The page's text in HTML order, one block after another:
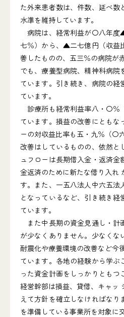
た外来患者数は、件数、延べ数
水準を維持しています。
病院は、経常利益が〇八年
七％）から、▲二七億円（収益
善したものの、五三％の病院が
でも、療養型病院、精神科病院
ています。引き続き、病院の経
ています。
診療所も経常利益率八・〇％
ています。損益の改善にともな
ーの対収益比率も五・九％（〇
改善はしているものの、依然と
ュフローは長期借入金・返済金
金返済のために新たな借り入れ
す。また、一五八法人中六五法
となっているなど、引き続き経
ています。
また中長期の資金見通し・計
が少なくありません。少なくな
耐震化や療養環境の改善など今
ています。各地の経験から学ぶ
った資金計画をしっかりとも
経営幹部は損益、貸借、キャッ
えて方針を確立しなければな
を準備している事業所を対象に